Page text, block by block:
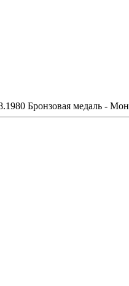
Бронзовая медаль -